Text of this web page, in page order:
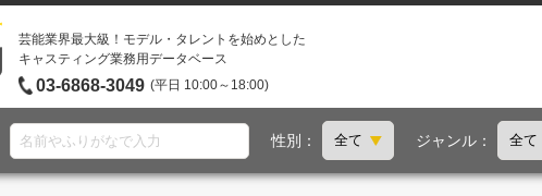
芸能業界最大級！モデル・タレントを始めとした
キャスティング業務用データベース
03-6868-3049 (平日 10:00～18:00)
性別： ジャンル：